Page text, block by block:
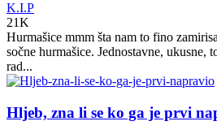
K.I.P
21K
Hurmašice mmm šta nam to fino
sočne hurmašice. Jednostavne, ukusne,
rad...
Hljeb, zna li se ko ga je prvi